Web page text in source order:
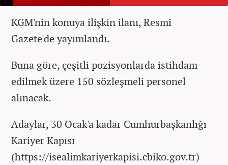
KGM'nin konuya ilişkin ilanı, Resmi
Gazete'de yayımlandı.
Buna göre, çeşitli pozisyonlarda istihdam
edilmek üzere 150 sözleşmeli personel
alınacak.
Adaylar, 30 Ocak'a kadar Cumhurbaşkanlığı
Kariyer Kapısı
(https://isealimkariyerkapisi.cbiko.gov.tr)